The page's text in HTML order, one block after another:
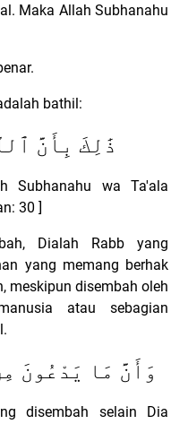
Maka Allah Subhanahu
bathil:
ذَٰلِكَ بِأَنَّ
Subhanahu wa Ta'ala
30 ]
Dialah Rabb yang
yang memang berhak
meskipun disembah oleh
atau sebagian
وَأَنَّ مَا يَدْعُونَ
disembah selain Dia